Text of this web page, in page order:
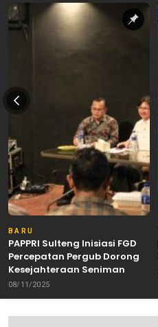
BARU
PAPPRI Sulteng Inisiasi FGD
Percepatan Pergub Dorong
Kesejahteraan Seniman
08/11/2025